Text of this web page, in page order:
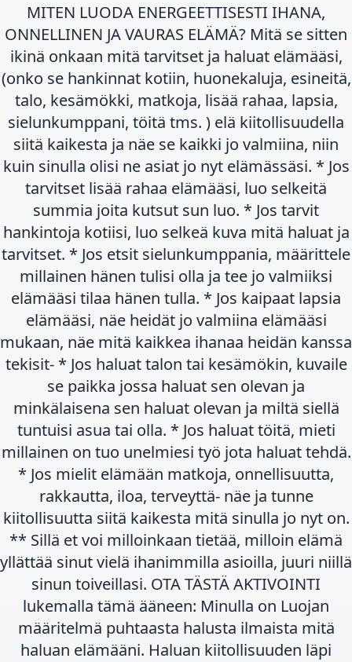
MITEN LUODA ENERGEETTISESTI IHANA,
ONNELLINEN JA VAURAS ELÄMÄ? Mitä se sitten
ikinä onkaan mitä tarvitset ja haluat elämääsi,
(onko se hankinnat kotiin, huonekaluja, esineitä,
talo, kesämökki, matkoja, lisää rahaa, lapsia,
sielunkumppani, töitä tms. ) elä kiitollisuudella
siitä kaikesta ja näe se kaikki jo valmiina, niin
kuin sinulla olisi ne asiat jo nyt elämässäsi. * Jos
tarvitset lisää rahaa elämääsi, luo selkeitä
summia joita kutsut sun luo. * Jos tarvit
hankintoja kotiisi, luo selkeä kuva mitä haluat ja
tarvitset. * Jos etsit sielunkumppania, määrittele
millainen hänen tulisi olla ja tee jo valmiiksi
elämääsi tilaa hänen tulla. * Jos kaipaat lapsia
elämääsi, näe heidät jo valmiina elämääsi
mukaan, näe mitä kaikkea ihanaa heidän kanssa
tekisit- * Jos haluat talon tai kesämökin, kuvaile
se paikka jossa haluat sen olevan ja
minkälaisena sen haluat olevan ja miltä siellä
tuntuisi asua tai olla. * Jos haluat töitä, mieti
millainen on tuo unelmiesi työ jota haluat tehdä.
* Jos mielit elämään matkoja, onnellisuutta,
rakkautta, iloa, terveyttä- näe ja tunne
kiitollisuutta siitä kaikesta mitä sinulla jo nyt on.
** Sillä et voi milloinkaan tietää, milloin elämä
yllättää sinut vielä ihanimmilla asioilla, juuri niillä
sinun toiveillasi. OTA TÄSTÄ AKTIVOINTI
lukemalla tämä ääneen: Minulla on Luojan
määritelmä puhtaasta halusta ilmaista mitä
haluan elämääni. Haluan kiitollisuuden läpi